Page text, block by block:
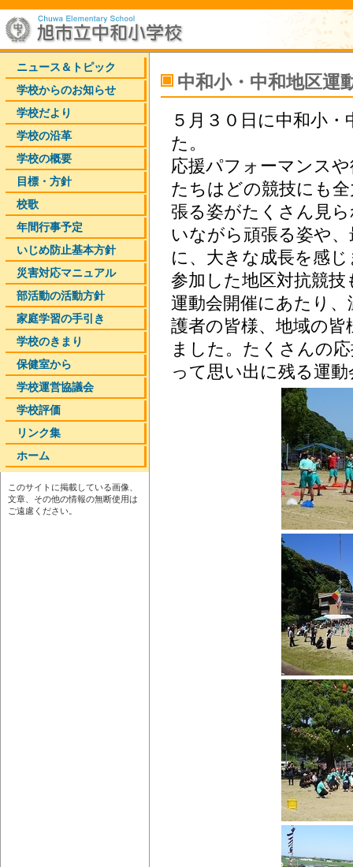
ニュース＆トピック
学校からのお知らせ
学校だより
学校の沿革
学校の概要
目標・方針
校歌
年間行事予定
いじめ防止基本方針
災害対応マニュアル
部活動の活動方針
家庭学習の手引き
学校のきまり
保健室から
学校運営協議会
学校評価
リンク集
ホーム
このサイトに掲載している画像、
文章、その他の情報の無断使用は
ご遠慮ください。
中和小・中和地区運
５月３０日に中和小
た。
応援パフォーマンス
たちはどの競技にも
張る姿がたくさん見
いながら頑張る姿や
に、大きな成長を感
参加した地区対抗競
運動会開催にあたり
護者の皆様、地域の
ました。たくさんの
って思い出に残る運